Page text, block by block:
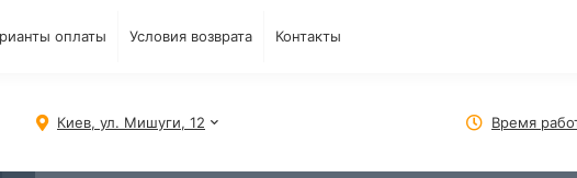
оплаты Условия возврата Контакты
Киев, ул. Мишуги, 12 Время